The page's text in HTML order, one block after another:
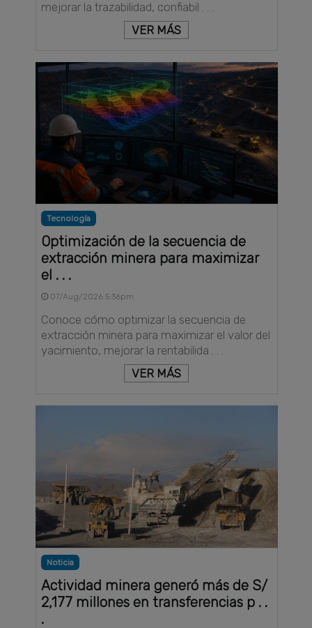
mejorar la trazabilidad, confiabil . . .
VER MÁS
Tecnología
Optimización de la secuencia de
extracción minera para maximizar
el . . .
07/Aug/2026 5:36pm
Conoce cómo optimizar la secuencia de
extracción minera para maximizar el valor del
yacimiento, mejorar la rentabilida . . .
VER MÁS
Noticia
Actividad minera generó más de S/
2,177 millones en transferencias p . .
.